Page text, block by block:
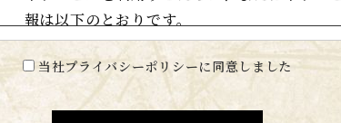
報は以下のとおりです。
・ 氏名、生年月日、性別、職業等プロフィール
・ メールアドレス、電話番号、住所等連絡先に関
・
クレジットカード情報、銀行口座情報、電子
当社プライバシーポリシーに同意しました